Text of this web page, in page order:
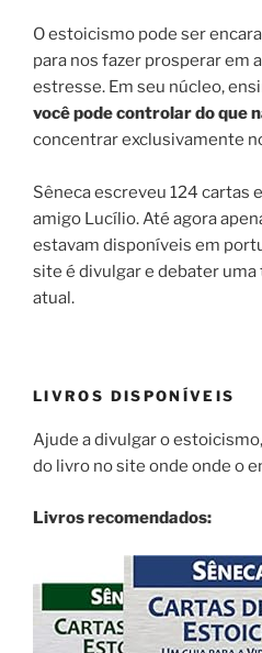
O estoicismo pode ser
para nos fazer prosperar em
estresse. Em seu núcleo,
você pode controlar do que
concentrar exclusivamente
Sêneca escreveu 124 cartas
amigo Lucílio. Até agora
estavam disponíveis em
site é divulgar e debater
atual.
LIVROS DISPONÍVEIS
Ajude a divulgar o estoicismo,
do livro no site onde onde o
Livros recomendados: